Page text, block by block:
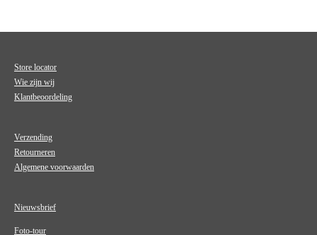
Store locator
Wie zijn wij
Klantbeoordeling
Verzending
Retourneren
Algemene voorwaarden
Nieuwsbrief
Foto-tour